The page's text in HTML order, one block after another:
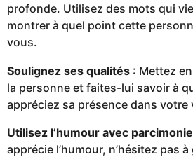
profonde. Utilisez des mots qui
montrer à quel point cette
vous.
Soulignez ses qualités : Mettez
la personne et faites-lui savoir à
appréciez sa présence dans votre
Utilisez l’humour avec parcimonie
apprécie l’humour, n’hésitez pas